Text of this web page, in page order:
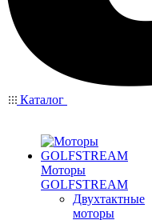
Каталог
Моторы
GOLFSTREAM
Двухтактные
моторы